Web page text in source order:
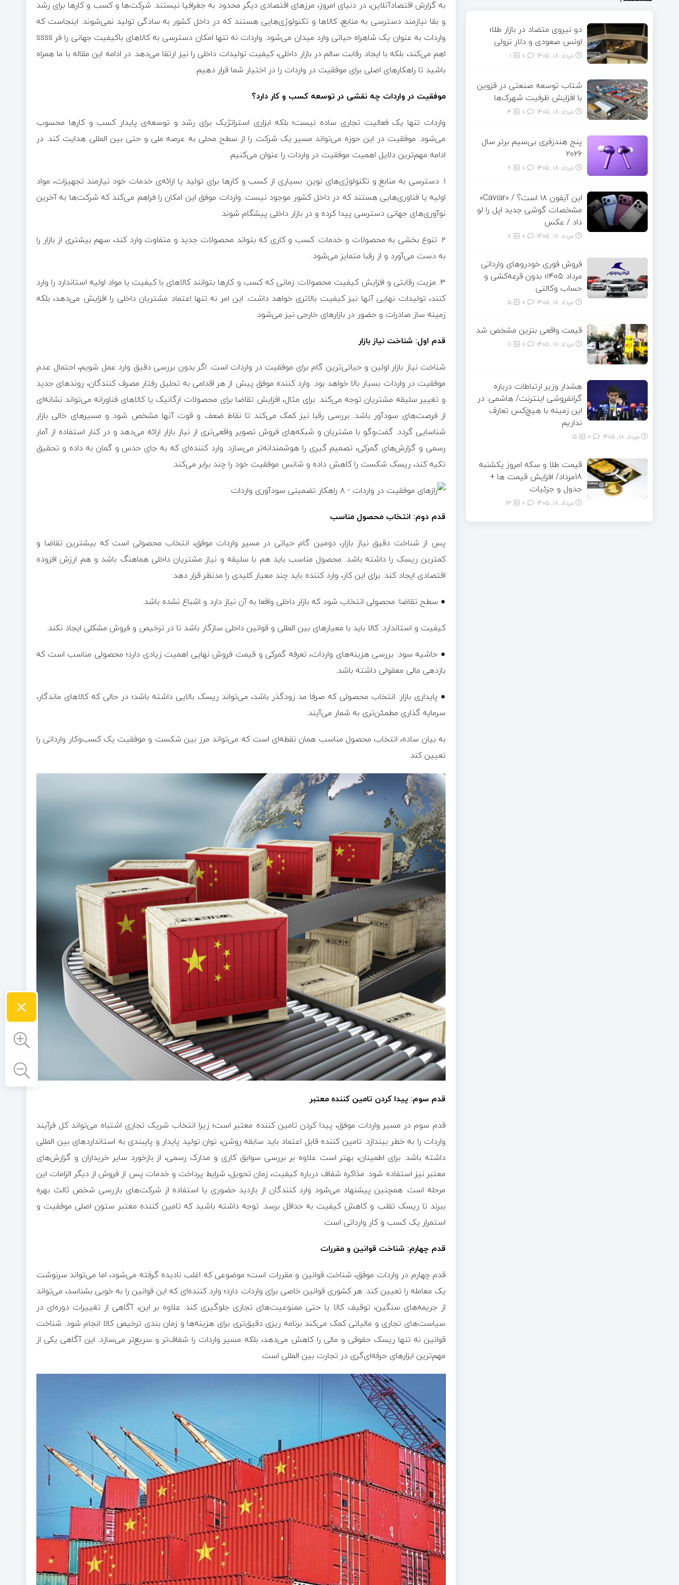
به گزارش اقتصادآنلاین، در دنیای امروز، مرز‌های اقتصادی دیگر محدود به جغرافیا نیستند. شرکت‌ها و کسب و کار‌ها برای رشد
و بقا نیازمند دسترسی به منابع، کالا‌ها و تکنولوژی‌هایی هستند که در داخل کشور به سادگی تولید نمی‌شوند. اینجاست که
واردات به عنوان یک شاهراه حیاتی وارد میدان می‌شود. واردات نه تنها امکان دسترسی به کالا‌های باکیفیت جهانی را فر ssss
اهم می‌کند، بلکه با ایجاد رقابت سالم در بازار داخلی، کیفیت تولیدات داخلی را نیز ارتقا می‌دهد. در ادامه این مقاله با ما همراه
باشید تا راهکار‌های اصلی برای موفقیت در واردات را در اختیار شما قرار دهیم.
موفقیت در واردات چه نقشی در توسعه کسب و کار دارد؟
واردات تنها یک فعالیت تجاری ساده نیست؛ بلکه ابزاری استراتژیک برای رشد و توسعه‌ی پایدار کسب و کار‌ها محسوب
می‌شود. موفقیت در این حوزه می‌تواند مسیر یک شرکت را از سطح محلی به عرصه ملی و حتی بین المللی هدایت کند. در
ادامه مهم‌ترین دلایل اهمیت موفقیت در واردات را عنوان می‌کنیم.
۱. دسترسی به منابع و تکنولوژی‌های نوین: بسیاری از کسب و کار‌ها برای تولید یا ارائه‌ی خدمات خود نیازمند تجهیزات، مواد
اولیه یا فناوری‌هایی هستند که در داخل کشور موجود نیست. واردات موفق این امکان را فراهم می‌کند که شرکت‌ها به آخرین
نوآوری‌های جهانی دسترسی پیدا کرده و در بازار داخلی پیشگام شوند.
۲. تنوع بخشی به محصولات و خدمات: کسب و کاری که بتواند محصولات جدید و متفاوت وارد کند، سهم بیشتری از بازار را
به دست می‌آورد و از رقبا متمایز می‌شود.
۳. مزیت رقابتی و افزایش کیفیت محصولات: زمانی که کسب و کار‌ها بتوانند کالا‌های با کیفیت یا مواد اولیه استاندارد را وارد
کنند، تولیدات نهایی آنها نیز کیفیت بالاتری خواهد داشت. این امر نه تنها اعتماد مشتریان داخلی را افزایش می‌دهد، بلکه
زمینه ساز صادرات و حضور در بازار‌های خارجی نیز می‌شود.
قدم اول: شناخت نیاز بازار
شناخت نیاز بازار اولین و حیاتی‌ترین گام برای موفقیت در واردات است. اگر بدون بررسی دقیق وارد عمل شویم، احتمال عدم
موفقیت در واردات بسیار بالا خواهد بود. وارد کننده موفق پیش از هر اقدامی به تحلیل رفتار مصرف کنندگان، روند‌های جدید
و تغییر سلیقه مشتریان توجه می‌کند. برای مثال، افزایش تقاضا برای محصولات ارگانیک یا کالا‌های فناورانه می‌تواند نشانه‌ای
از فرصت‌های سودآور باشد. بررسی رقبا نیز کمک می‌کند تا نقاط ضعف و قوت آنها مشخص شود و مسیر‌های خالی بازار
شناسایی گردد. گفت‌و‌گو با مشتریان و شبکه‌های فروش تصویر واقعی‌تری از نیاز بازار ارائه می‌دهد و در کنار استفاده از آمار
رسمی و گزارش‌های گمرکی، تصمیم گیری را هوشمندانه‌تر می‌سازد. وارد کننده‌ای که به جای حدس و گمان به داده و تحقیق
تکیه کند، ریسک شکست را کاهش داده و شانس موفقیت خود را چند برابر می‌کند.
قدم دوم: انتخاب محصول مناسب
پس از شناخت دقیق نیاز بازار، دومین گام حیاتی در مسیر واردات موفق، انتخاب محصولی است که بیشترین تقاضا و
کمترین ریسک را داشته باشد. محصول مناسب باید هم با سلیقه و نیاز مشتریان داخلی هماهنگ باشد و هم ارزش افزوده
اقتصادی ایجاد کند. برای این کار، وارد کننده باید چند معیار کلیدی را مدنظر قرار دهد:
● سطح تقاضا: محصولی انتخاب شود که بازار داخلی واقعا به آن نیاز دارد و اشباع نشده باشد.
کیفیت و استاندارد: کالا باید با معیار‌های بین المللی و قوانین داخلی سازگار باشد تا در ترخیص و فروش مشکلی ایجاد نکند.
● حاشیه سود: بررسی هزینه‌های واردات، تعرفه گمرکی و قیمت فروش نهایی اهمیت زیادی دارد؛ محصولی مناسب است که
بازدهی مالی معقولی داشته باشد.
● پایداری بازار: انتخاب محصولی که صرفا مد زودگذر باشد، می‌تواند ریسک بالایی داشته باشد؛ در حالی که کالا‌های ماندگار،
سرمایه گذاری مطمئن‌تری به شمار می‌آیند.
به بیان ساده، انتخاب محصول مناسب همان نقطه‌ای است که می‌تواند مرز بین شکست و موفقیت یک کسب‌وکار وارداتی را
تعیین کند.
قدم سوم: پیدا کردن تامین کننده معتبر
قدم سوم در مسیر واردات موفق، پیدا کردن تامین کننده معتبر است؛ زیرا انتخاب شریک تجاری اشتباه می‌تواند کل فرآیند
واردات را به خطر بیندازد. تامین کننده قابل اعتماد باید سابقه روشن، توان تولید پایدار و پایبندی به استاندارد‌های بین المللی
داشته باشد. برای اطمینان، بهتر است علاوه بر بررسی سوابق کاری و مدارک رسمی، از بازخورد سایر خریداران و گزارش‌های
معتبر نیز استفاده شود. مذاکره شفاف درباره کیفیت، زمان تحویل، شرایط پرداخت و خدمات پس از فروش از دیگر الزامات این
مرحله است. همچنین پیشنهاد می‌شود وارد کنندگان از بازدید حضوری یا استفاده از شرکت‌های بازرسی شخص ثالث بهره
ببرند تا ریسک تقلب و کاهش کیفیت به حداقل برسد. توجه داشته باشید که تامین کننده معتبر ستون اصلی موفقیت و
استمرار یک کسب و کار وارداتی است.
قدم چهارم: شناخت قوانین و مقررات
قدم چهارم در واردات موفق، شناخت قوانین و مقررات است؛ موضوعی که اغلب نادیده گرفته می‌شود، اما می‌تواند سرنوشت
یک معامله را تعیین کند. هر کشوری قوانین خاصی برای واردات دارد؛ وارد کننده‌ای که این قوانین را به خوبی بشناسد، می‌تواند
از جریمه‌های سنگین، توقیف کالا یا حتی ممنوعیت‌های تجاری جلوگیری کند. علاوه بر این، آگاهی از تغییرات دوره‌ای در
سیاست‌های تجاری و مالیاتی کمک می‌کند برنامه ریزی دقیق‌تری برای هزینه‌ها و زمان بندی ترخیص کالا انجام شود. شناخت
قوانین نه تنها ریسک حقوقی و مالی را کاهش می‌دهد، بلکه مسیر واردات را شفاف‌تر و سریع‌تر می‌سازد. این آگاهی یکی از
مهم‌ترین ابزار‌های حرفه‌ای‌گری در تجارت بین المللی است.
دو نیروی متضاد در بازار طلا؛
اونس صعودی و دلار نزولی
مرداد ۱۸, ۱۴۰۵ 1
شتاب توسعه صنعتی در قزوین
با افزایش ظرفیت شهرک‌ها
مرداد ۱۸, ۱۴۰۵ 3
پنج هندزفری بی‌سیم برتر سال
۲۰۲۶
مرداد ۱۸, ۱۴۰۵ 6
این آیفون ۱۸ است؟ / «Caviar»
مشخصات گوشی جدید اپل را لو
داد / عکس
مرداد ۱۸, ۱۴۰۵ 7
فروش فوری خودروهای وارداتی
مرداد ۱۴۰۵؛ بدون قرعه‌کشی و
حساب وکالتی
مرداد ۱۸, ۱۴۰۵ 5
قیمت واقعی بنزین مشخص شد
مرداد ۱۸, ۱۴۰۵ 11
هشدار وزیر ارتباطات درباره
گرانفروشی اینترنت/ هاشمی: در
این زمینه با هیچ‌کس تعارف
نداریم
مرداد ۱۸, ۱۴۰۵ 15
قیمت طلا و سکه امروز یکشنبه
18مرداد/ افزایش قیمت ها +
جدول و جزئیات
مرداد ۱۸, ۱۴۰۵ 13
×